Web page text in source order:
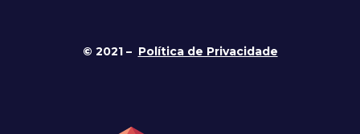
© 2021 – Política de Privacidade